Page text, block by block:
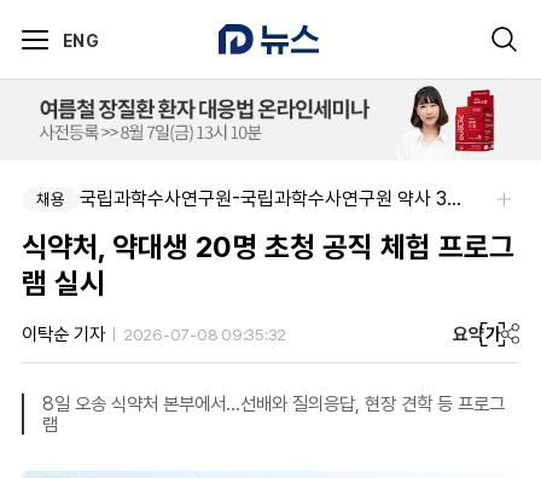
ENG
채용 아주약품-임상PM/제제개선/건기식개발담당 채용
채용 국립과학수사연구원-국립과학수사연구원 약사 3명 채용
식약처, 약대생 20명 초청 공직 체험 프로그
램 실시
이탁순 기자 2026-07-08 09:35:32 요약가
8일 오송 식약처 본부에서…선배와 질의응답, 현장 견학 등 프로그
램